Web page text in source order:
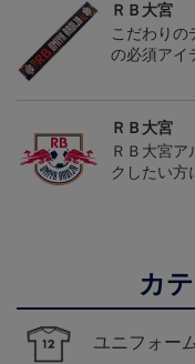
ＲＢ大宮
こだわりの
の必須アイ
ＲＢ大宮
ＲＢ大宮ア
クしたい方
カ
ユニフォー